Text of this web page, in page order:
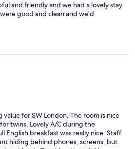
and friendly and we had a lovely stay
good and clean and we'd
value for SW London. The room is nice
twins. Lovely A/C during the
English breakfast was really nice. Staff
hiding behind phones, screens, but